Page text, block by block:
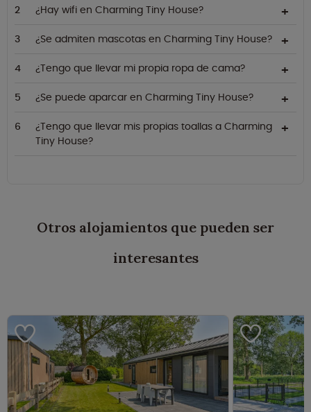
¿Hay wifi en Charming Tiny House?
¿Se admiten mascotas en Charming Tiny House?
¿Tengo que llevar mi propia ropa de cama?
¿Se puede aparcar en Charming Tiny House?
¿Tengo que llevar mis propias toallas a Charming
Tiny House?
Otros alojamientos que pueden ser
interesantes